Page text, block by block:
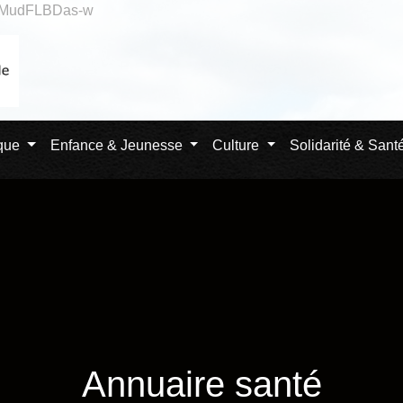
w
Enfance & Jeunesse Culture Solidarité &
Annuaire santé